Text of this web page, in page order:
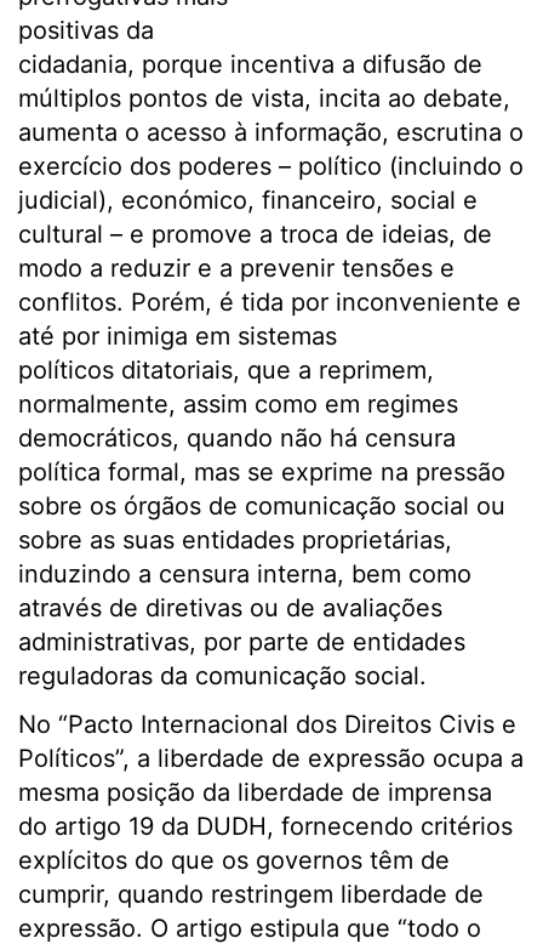
positivas da
cidadania, porque incentiva a difusão de
múltiplos pontos de vista, incita ao debate,
aumenta o acesso à informação, escrutina o
exercício dos poderes – político (incluindo o
judicial), económico, financeiro, social e
cultural – e promove a troca de ideias, de
modo a reduzir e a prevenir tensões e
conflitos. Porém, é tida por inconveniente e
até por inimiga em sistemas
políticos ditatoriais, que a reprimem,
normalmente, assim como em regimes
democráticos, quando não há censura
política formal, mas se exprime na pressão
sobre os órgãos de comunicação social ou
sobre as suas entidades proprietárias,
induzindo a censura interna, bem como
através de diretivas ou de avaliações
administrativas, por parte de entidades
reguladoras da comunicação social.
No “Pacto Internacional dos Direitos Civis e
Políticos”, a liberdade de expressão ocupa a
mesma posição da liberdade de imprensa
do artigo 19 da DUDH, fornecendo critérios
explícitos do que os governos têm de
cumprir, quando restringem liberdade de
expressão. O artigo estipula que “todo o